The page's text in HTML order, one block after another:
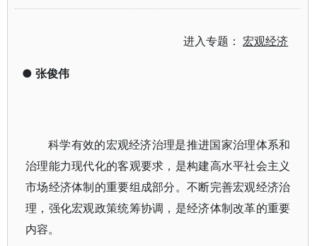
进入专题：宏观经济
● 张俊伟
科学有效的宏观经济治理是推进国家治理体系和
治理能力现代化的客观要求，是构建高水平社会主义
市场经济体制的重要组成部分。不断完善宏观经济治
理，强化宏观政策统筹协调，是经济体制改革的重要
内容。